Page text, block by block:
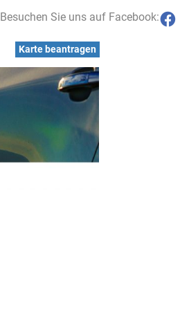
Karte beantragen
Besuchen Sie uns auf Facebook: